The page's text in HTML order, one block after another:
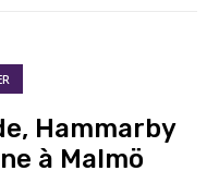
Hammarby
à Malmö